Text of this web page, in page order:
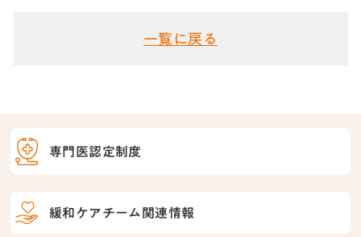
専門医認定制度
緩和ケアチーム関連情報
一覧に戻る